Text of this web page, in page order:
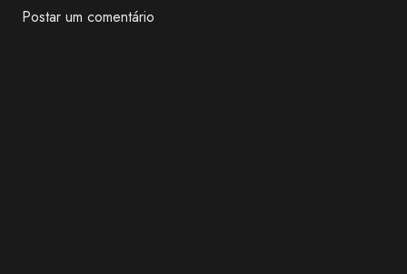
Postar um comentário